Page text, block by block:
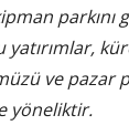
parkını
yatırımlar,
ve pazar
yöneliktir.